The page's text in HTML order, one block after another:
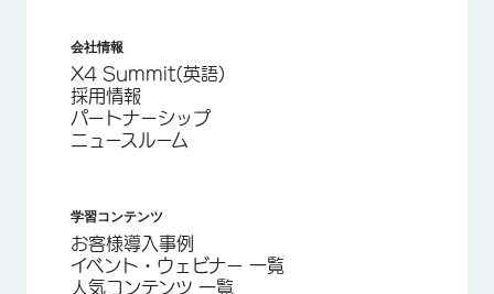
会社情報
X4 Summit(英語)
採用情報
パートナーシップ
ニュースルーム
学習コンテンツ
お客様導入事例
イベント・ウェビナー 一覧
人気コンテンツ 一覧